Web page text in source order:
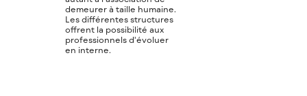
demeurer à taille humaine.
Les différentes structures
offrent la possibilité aux
professionnels d'évoluer
en interne.